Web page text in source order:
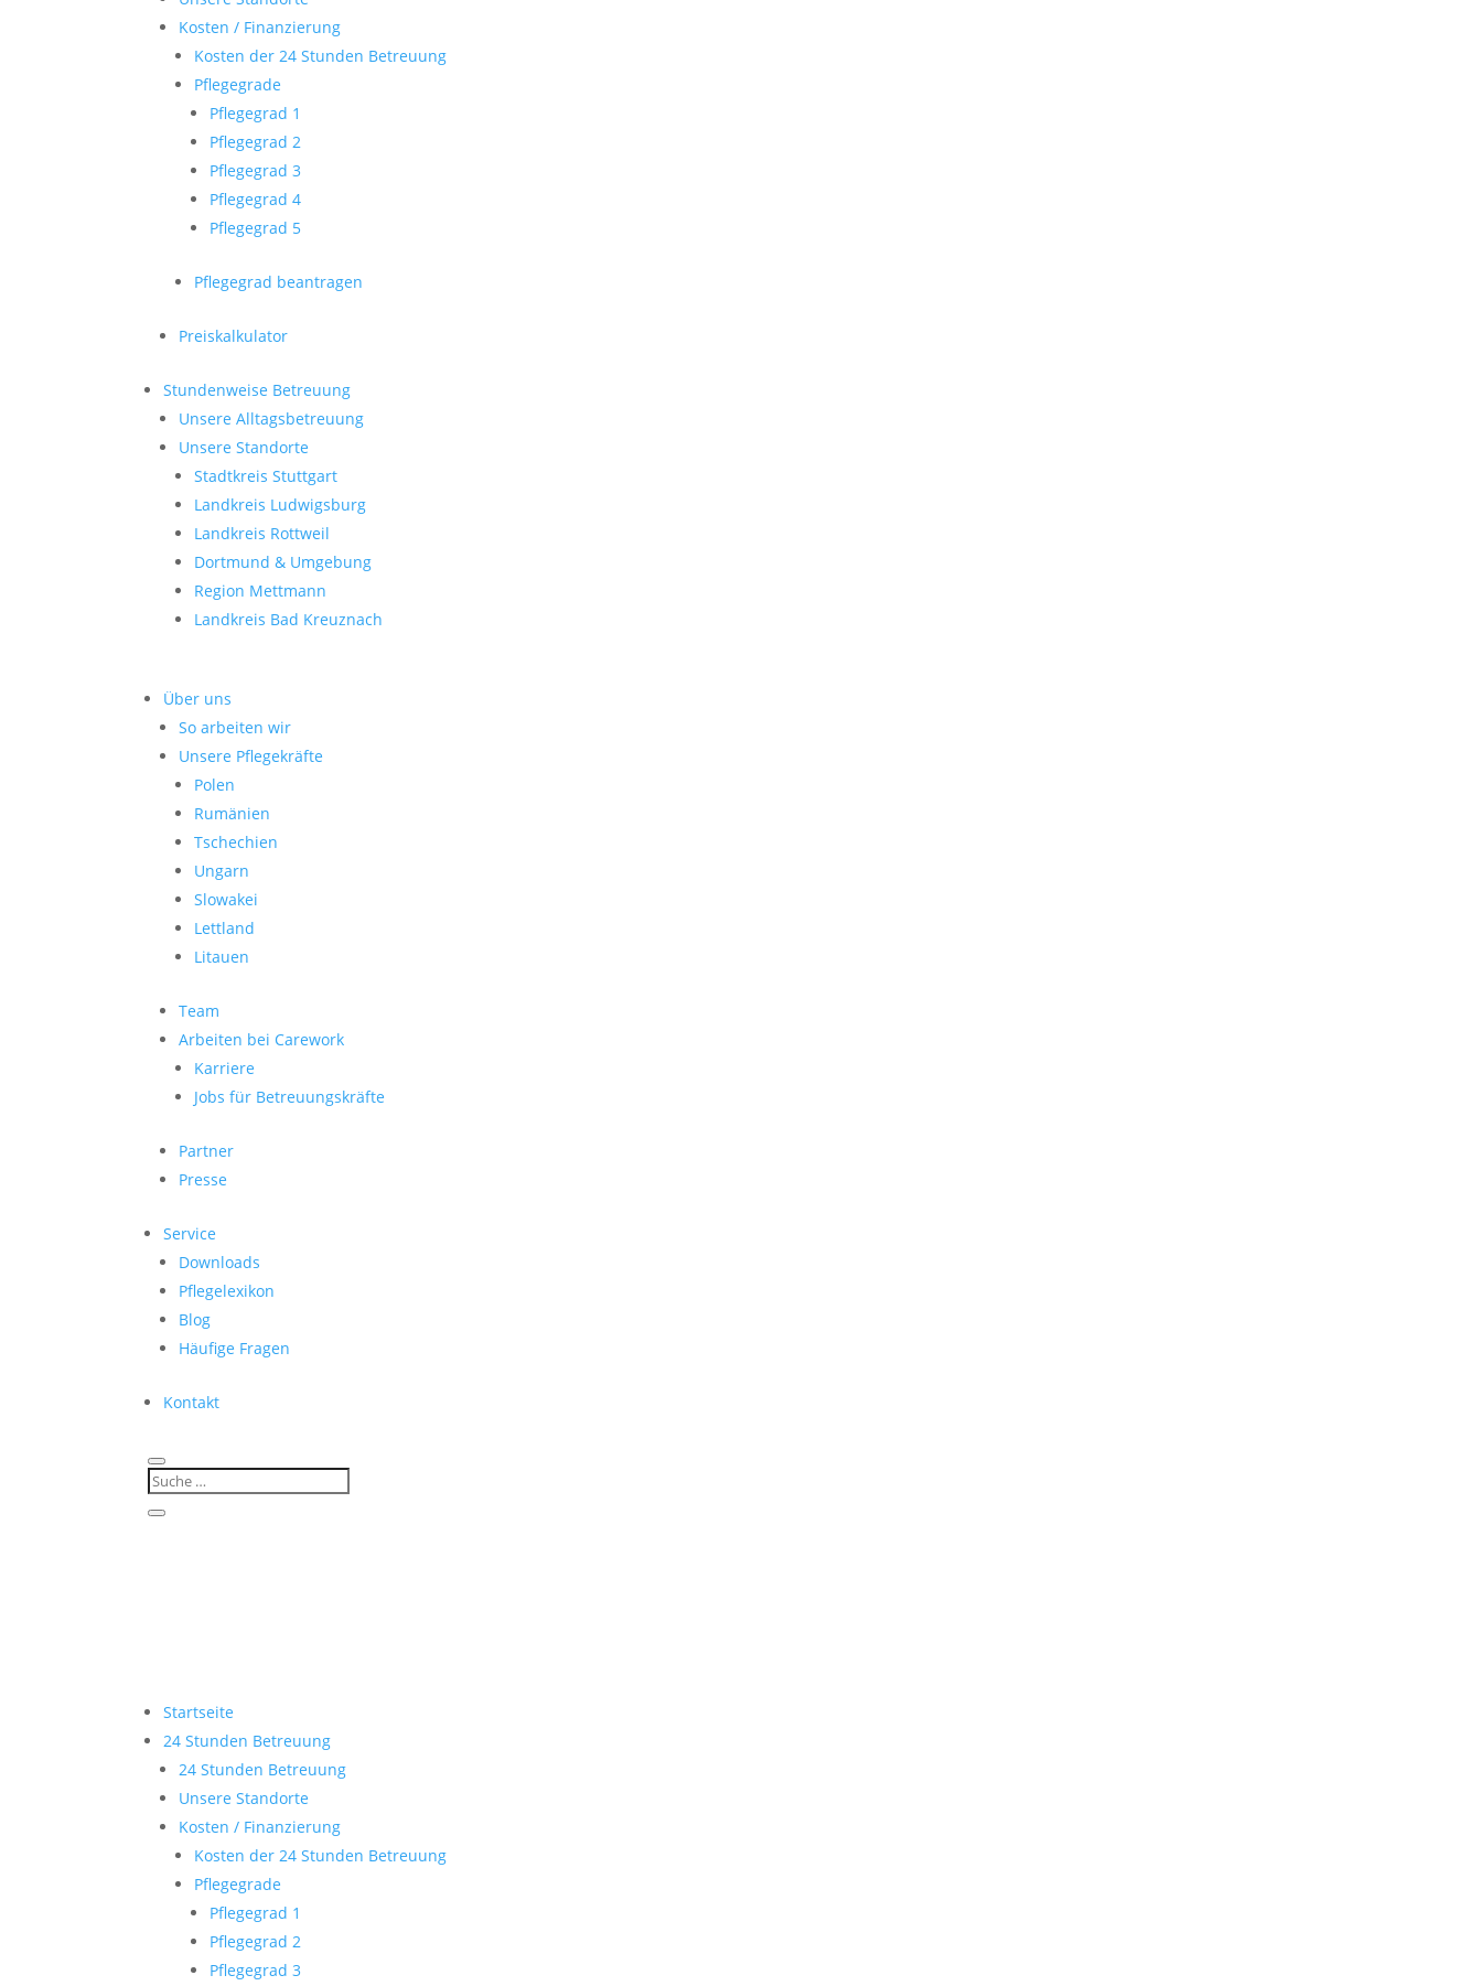
Kosten / Finanzierung
Kosten der 24 Stunden Betreuung
Pflegegrade
Pflegegrad 1
Pflegegrad 2
Pflegegrad 3
Pflegegrad 4
Pflegegrad 5
Pflegegrad beantragen
Preiskalkulator
Stundenweise Betreuung
Unsere Alltagsbetreuung
Unsere Standorte
Stadtkreis Stuttgart
Landkreis Ludwigsburg
Landkreis Rottweil
Dortmund & Umgebung
Region Mettmann
Landkreis Bad Kreuznach
Über uns
So arbeiten wir
Unsere Pflegekräfte
Polen
Rumänien
Tschechien
Ungarn
Slowakei
Lettland
Litauen
Team
Arbeiten bei Carework
Karriere
Jobs für Betreuungskräfte
Partner
Presse
Service
Downloads
Pflegelexikon
Blog
Häufige Fragen
Kontakt
Startseite
24 Stunden Betreuung
24 Stunden Betreuung
Unsere Standorte
Kosten / Finanzierung
Kosten der 24 Stunden Betreuung
Pflegegrade
Pflegegrad 1
Pflegegrad 2
Pflegegrad 3